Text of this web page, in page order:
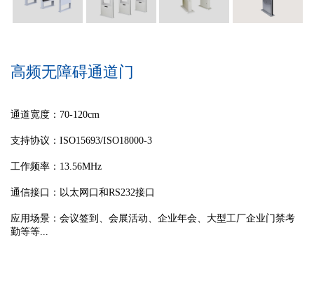
高频无障碍通道门
通道宽度：70-120cm
支持协议：ISO15693/ISO18000-3
工作频率：13.56MHz
通信接口：以太网口和RS232接口
应用场景：会议签到、会展活动、企业年会、大型工厂企业门禁考
勤等等...